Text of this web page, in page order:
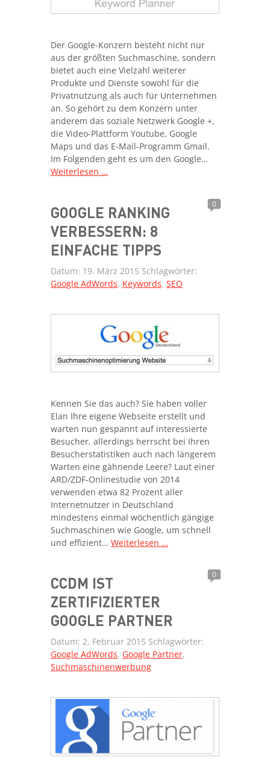
Der Google-Konzern besteht nicht nur
aus der größten Suchmaschine, sondern
bietet auch eine Vielzahl weiterer
Produkte und Dienste sowohl für die
Privatnutzung als auch für Unternehmen
an. So gehört zu dem Konzern unter
anderem das soziale Netzwerk Google +,
die Video-Plattform Youtube, Google
Maps und das E-Mail-Programm Gmail.
Im Folgenden geht es um den Google…
Weiterlesen …
GOOGLE RANKING
VERBESSERN: 8
EINFACHE TIPPS
0
Datum: 19. März 2015 Schlagwörter:
Google AdWords, Keywords, SEO
Kennen Sie das auch? Sie haben voller
Elan Ihre eigene Webseite erstellt und
warten nun gespannt auf interessierte
Besucher, allerdings herrscht bei Ihren
Besucherstatistiken auch nach längerem
Warten eine gähnende Leere? Laut einer
ARD/ZDF-Onlinestudie von 2014
verwenden etwa 82 Prozent aller
Internetnutzer in Deutschland
mindestens einmal wöchentlich gängige
Suchmaschinen wie Google, um schnell
und effizient… Weiterlesen …
CCDM IST
ZERTIFIZIERTER
GOOGLE PARTNER
0
Datum: 2. Februar 2015 Schlagwörter:
Google AdWords, Google Partner,
Suchmaschinenwerbung